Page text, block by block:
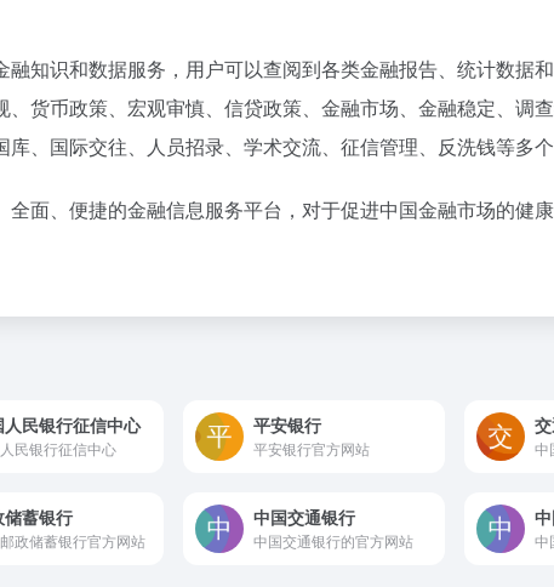
知识和数据服务，用户可以查阅到各类金融报告、统计数据
货币政策、宏观审慎、信贷政策、金融市场、金融稳定、调
、国际交往、人员招录、学术交流、征信管理、反洗钱等多个
面、便捷的金融信息服务平台，对于促进中国金融市场的健
人民银行征信中心
民银行征信中心
平安银行
平安银行官方网站 中
储蓄银行
政储蓄银行官方网站
中国交通银行
中国交通银行的官方网站 中